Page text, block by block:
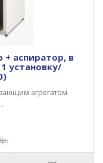
+ аспиратор, в
установку/
агрегатом